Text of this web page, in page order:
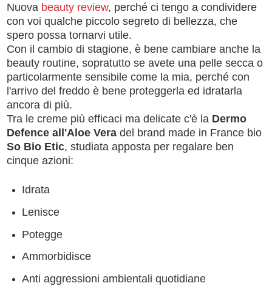
Nuova beauty review, perché ci tengo a condividere
con voi qualche piccolo segreto di bellezza, che
spero possa tornarvi utile.
Con il cambio di stagione, è bene cambiare anche la
beauty routine, sopratutto se avete una pelle secca o
particolarmente sensibile come la mia, perché con
l'arrivo del freddo è bene proteggerla ed idratarla
ancora di più.
Tra le creme più efficaci ma delicate c'è la Dermo
Defence all'Aloe Vera del brand made in France bio
So Bio Etic, studiata apposta per regalare ben
cinque azioni:
Idrata
Lenisce
Potegge
Ammorbidisce
Anti aggressioni ambientali quotidiane